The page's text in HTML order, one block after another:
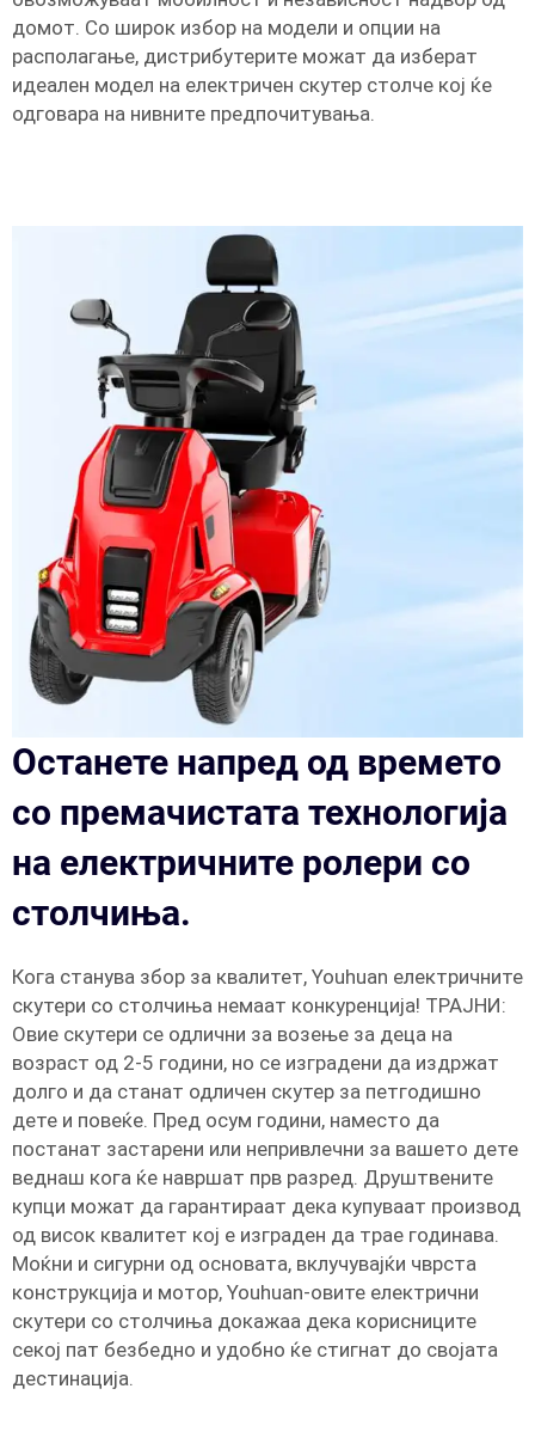
домот. Со широк избор на модели и опции на
располагање, дистрибутерите можат да изберат
идеален модел на електричен скутер столче кој ќе
одговара на нивните предпочитувања.
Останете напред од времето
со премачистата технологија
на електричните ролери со
столчиња.
Кога станува збор за квалитет, Youhuan електричните
скутери со столчиња немаат конкуренција! ТРАЈНИ:
Овие скутери се одлични за возење за деца на
возраст од 2-5 години, но се изградени да издржат
долго и да станат одличен скутер за петгодишно
дете и повеќе. Пред осум години, наместо да
постанат застарени или непривлечни за вашето дете
веднаш кога ќе навршат прв разред. Друштвените
купци можат да гарантираат дека купуваат производ
од висок квалитет кој е изграден да трае годинава.
Моќни и сигурни од основата, вклучувајќи чврста
конструкција и мотор, Youhuan-овите електрични
скутери со столчиња докажаа дека корисниците
секој пат безбедно и удобно ќе стигнат до својата
дестинација.